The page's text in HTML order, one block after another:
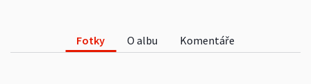
Fotky O albu Komentáře